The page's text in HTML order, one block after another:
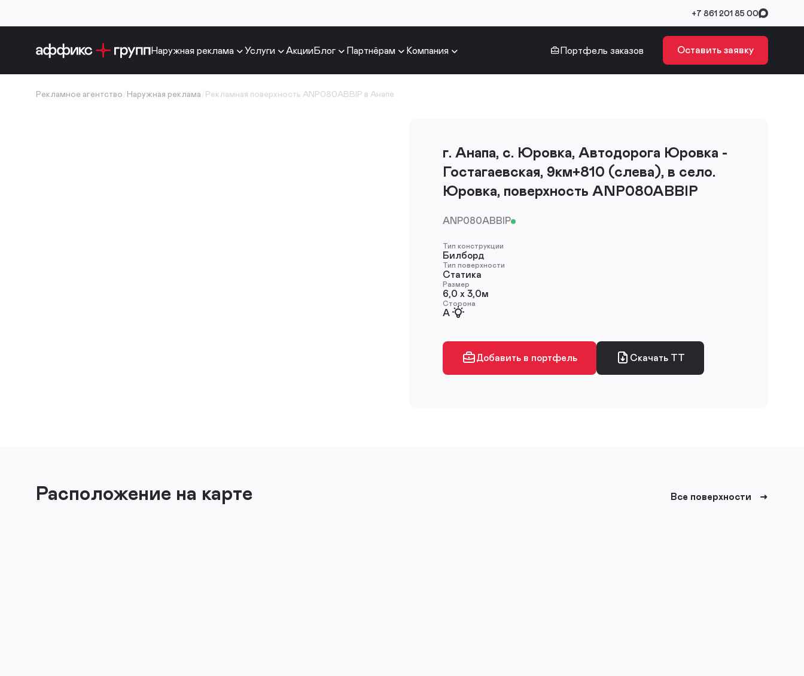
+7 861 201 85 00
Наружная реклама Услуги АкцииБлог Партнёрам Компания Портфель заказов Оставить заявку
Рекламное агентство Наружная реклама Рекламная поверхность ANP080ABBIP в Анапе
г. Анапа, с. Юровка, Автодорога Юровка -
Гостагаевская, 9км+810 (слева), в село.
Юровка, поверхность ANP080ABBIP
ANP080ABBIP
Тип конструкции
Билборд
Тип поверхности
Статика
Размер
6,0 х 3,0м
Сторона
A
Добавить в портфель Скачать ТТ
Расположение на карте Все поверхности